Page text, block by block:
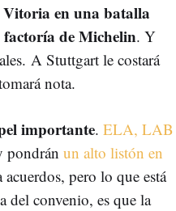
Vitoria en una batalla
de Michelin. Y
A Stuttgart le costará
nota.
importante. ELA, LAB
pondrán un alto listón en
acuerdos, pero lo que está
del convenio, es que la